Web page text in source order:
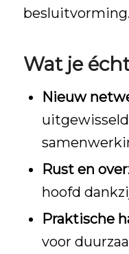
besluitvorming.
Wat je
Nieuw
Rust en
hoofd
Praktische
voor